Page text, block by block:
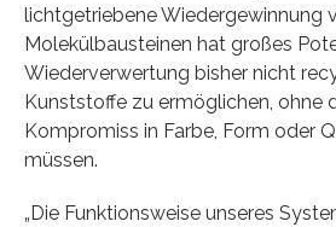
lichtgetriebene Wiedergewinnung
Molekülbausteinen hat großes
Wiederverwertung bisher nicht
Kunststoffe zu ermöglichen, ohne
Kompromiss in Farbe, Form oder
müssen.
„Die Funktionsweise unseres